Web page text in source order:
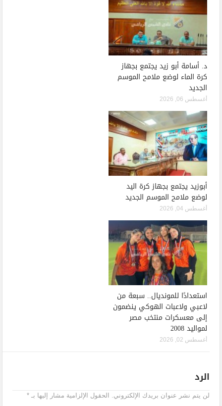
د. أسامة أبو زيد يجتمع بجهاز
كرة الماء لوضع ملامح الموسم
الجديد
أغسطس 06, 2026
أبوزيد يجتمع بجهاز كرة اليد
لوضع ملامح الموسم الجديد
أغسطس 04, 2026
استعدادًا للمونديال.. سبعة من
لاعبي ولاعبات الهوكي ينضمون
إلى معسكرات منتخب مصر
لمواليد 2008
أغسطس 02, 2026
الرد
لن يتم نشر عنوان بريدك الإلكتروني. الحقول الإلزامية مشار إليها بـ*